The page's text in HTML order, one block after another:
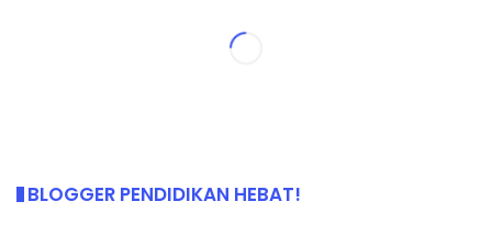
BLOGGER PENDIDIKAN HEBAT!